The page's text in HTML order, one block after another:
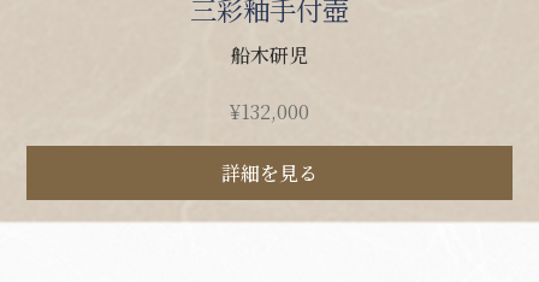
三彩釉手付壺
船木研児
¥132,000
詳細を見る